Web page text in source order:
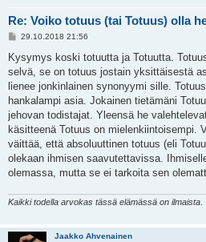
Re: Voiko totuus (tai Totuus) olla
V
e
s
t
i
29.10.2018 21:56
Kysymys koski totuutta ja Totuutta.
selvä, se on totuus jostain yksittäisestä
lienee jonkinlainen synonyymi sille.
hankalampi asia. Jokainen tietämäni
jehovan todistajat. Yleensä he
käsitteenä Totuus on mielenkiintoisempi.
väittää, että absoluuttinen totuus (eli
olekaan ihmisen saavutettavissa.
olemassa, mutta se ei tarkoita sen
Kaikki todella arvokas tässä elämässä on ilmaista.
Jaakko Ahvenainen